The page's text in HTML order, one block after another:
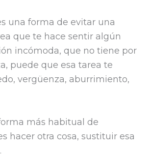
una forma de evitar una
que te hace sentir algún
incómoda, que no tiene por
puede que esa tarea te
vergüenza, aburrimiento,
más habitual de
hacer otra cosa, sustituir esa